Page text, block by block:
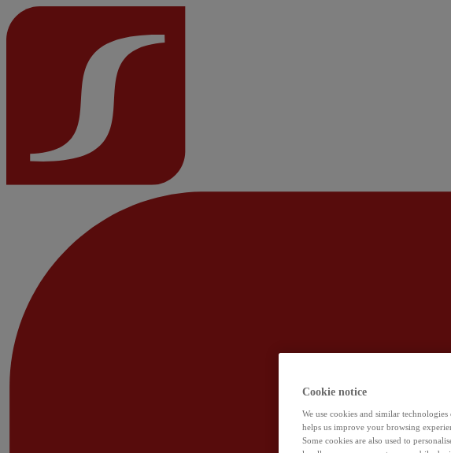
Cookie notice
We use cookies and similar
helps us improve your browsing
Some cookies are also used to